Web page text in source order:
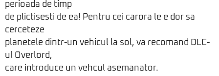
perioada de timp
de plictisesti de ea! Pentru cei carora le e dor sa
cerceteze
planetele dintr-un vehicul la sol, va recomand DLC-
ul Overlord,
care introduce un vehcul asemanator.